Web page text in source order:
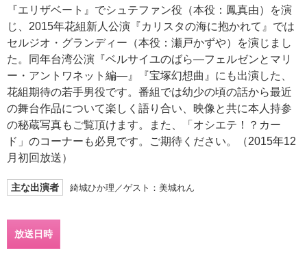
『エリザベート』でシュテファン役（本役：鳳真由）を演
じ、2015年花組新人公演『カリスタの海に抱かれて』では
セルジオ・グランディー（本役：瀬戸かずや）を演じまし
た。同年台湾公演『ベルサイユのばら―フェルゼンとマリ
ー・アントワネット編―』『宝塚幻想曲』にも出演した、
花組期待の若手男役です。番組では幼少の頃の話から最近
の舞台作品について楽しく語り合い、映像と共に本人持参
の秘蔵写真もご覧頂けます。また、「オシエテ！？カー
ド」のコーナーも必見です。ご期待ください。（2015年12
月初回放送）
主な出演者 綺城ひか理／ゲスト：美城れん
放送日時